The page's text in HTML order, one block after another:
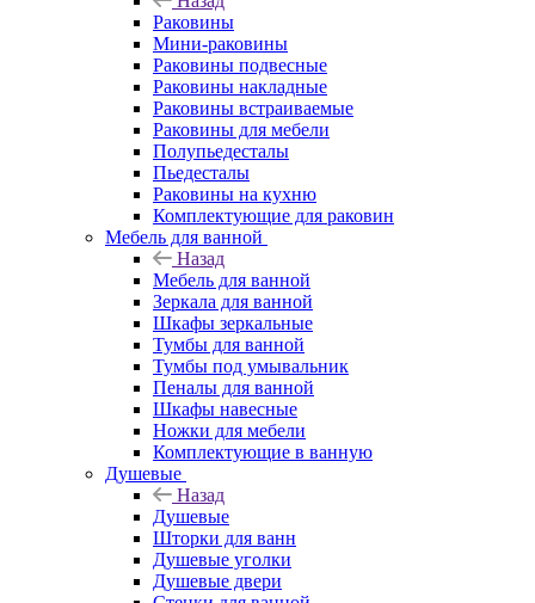
Раковины
Мини-раковины
Раковины подвесные
Раковины накладные
Раковины встраиваемые
Раковины для мебели
Полупьедесталы
Пьедесталы
Раковины на кухню
Комплектующие для раковин
Мебель для ванной
Назад
Мебель для ванной
Зеркала для ванной
Шкафы зеркальные
Тумбы для ванной
Тумбы под умывальник
Пеналы для ванной
Шкафы навесные
Ножки для мебели
Комплектующие в ванную
Душевые
Назад
Душевые
Шторки для ванн
Душевые уголки
Душевые двери